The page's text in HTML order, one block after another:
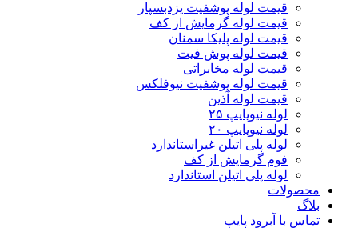
قیمت لوله پوشفیت یزدبسپار
قیمت لوله گرمایش از کف
قیمت لوله پلیکا سمنان
قیمت لوله پوش فیت
قیمت لوله مخابراتی
قیمت لوله پوشفیت نیوفلکس
قیمت لوله آذین
لوله نیوپایپ ۲۵
لوله نیوپایپ ۲۰
لوله پلی اتیلن غیراستاندارد
فوم گرمایش از کف
لوله پلی اتیلن استاندارد
محصولات
بلاگ
تماس با آبرود پایپ